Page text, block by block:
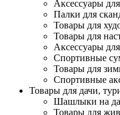
Аксессуары
Палки для
Товары для
Товары для
Аксессуары
Спортивные
Товары для
Спортивные
Товары для дачи,
Шашлыки на
Товары для